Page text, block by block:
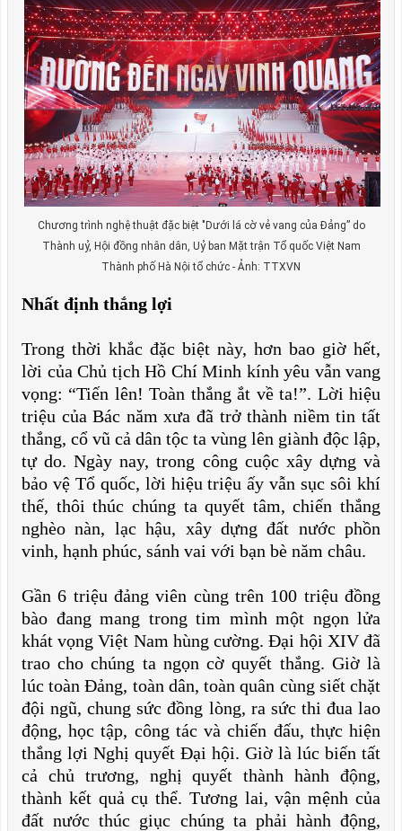
Chương trình nghệ thuật đặc biệt "Dưới lá cờ vẻ vang của Đảng” do
Thành uỷ, Hội đồng nhân dân, Uỷ ban Mặt trận Tổ quốc Việt Nam
Thành phố Hà Nội tổ chức - Ảnh: TTXVN
Nhất định thắng lợi
Trong thời khắc đặc biệt này, hơn bao giờ hết,
lời của Chủ tịch Hồ Chí Minh kính yêu vẫn vang
vọng: “Tiến lên! Toàn thắng ắt về ta!”. Lời hiệu
triệu của Bác năm xưa đã trở thành niềm tin tất
thắng, cổ vũ cả dân tộc ta vùng lên giành độc lập,
tự do. Ngày nay, trong công cuộc xây dựng và
bảo vệ Tổ quốc, lời hiệu triệu ấy vẫn sục sôi khí
thế, thôi thúc chúng ta quyết tâm, chiến thắng
nghèo nàn, lạc hậu, xây dựng đất nước phồn
vinh, hạnh phúc, sánh vai với bạn bè năm châu.
Gần 6 triệu đảng viên cùng trên 100 triệu đồng
bào đang mang trong tim mình một ngọn lửa
khát vọng Việt Nam hùng cường. Đại hội XIV đã
trao cho chúng ta ngọn cờ quyết thắng. Giờ là
lúc toàn Đảng, toàn dân, toàn quân cùng siết chặt
đội ngũ, chung sức đồng lòng, ra sức thi đua lao
động, học tập, công tác và chiến đấu, thực hiện
thắng lợi Nghị quyết Đại hội. Giờ là lúc biến tất
cả chủ trương, nghị quyết thành hành động,
thành kết quả cụ thể. Tương lai, vận mệnh của
đất nước thúc giục chúng ta phải hành động,